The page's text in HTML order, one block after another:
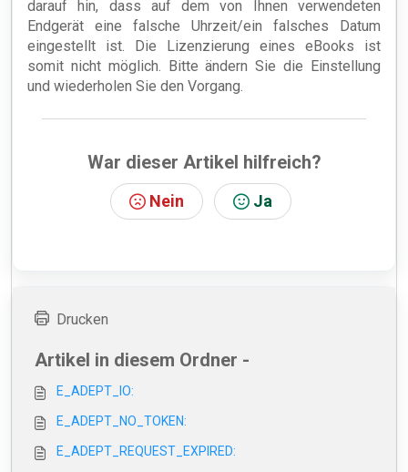
darauf hin, dass auf dem von Ihnen verwendeten
Endgerät eine falsche Uhrzeit/ein falsches Datum
eingestellt ist. Die Lizenzierung eines eBooks ist
somit nicht möglich. Bitte ändern Sie die Einstellung
und wiederholen Sie den Vorgang.
War dieser Artikel hilfreich?
Nein Ja
Drucken
Artikel in diesem Ordner -
E_ADEPT_IO:
E_ADEPT_NO_TOKEN:
E_ADEPT_REQUEST_EXPIRED: